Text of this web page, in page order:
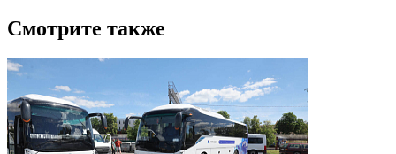
Смотрите также